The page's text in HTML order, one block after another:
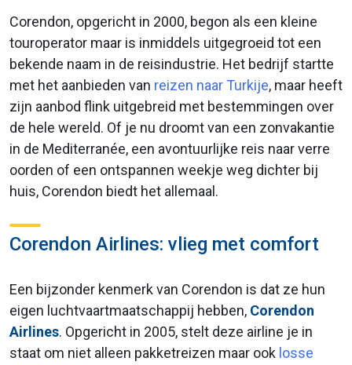
Corendon, opgericht in 2000, begon als een kleine
touroperator maar is inmiddels uitgegroeid tot een
bekende naam in de reisindustrie. Het bedrijf startte
met het aanbieden van reizen naar Turkije, maar heeft
zijn aanbod flink uitgebreid met bestemmingen over
de hele wereld. Of je nu droomt van een zonvakantie
in de Mediterranée, een avontuurlijke reis naar verre
oorden of een ontspannen weekje weg dichter bij
huis, Corendon biedt het allemaal.
Corendon Airlines: vlieg met comfort
Een bijzonder kenmerk van Corendon is dat ze hun
eigen luchtvaartmaatschappij hebben, Corendon
Airlines. Opgericht in 2005, stelt deze airline je in
staat om niet alleen pakketreizen maar ook losse